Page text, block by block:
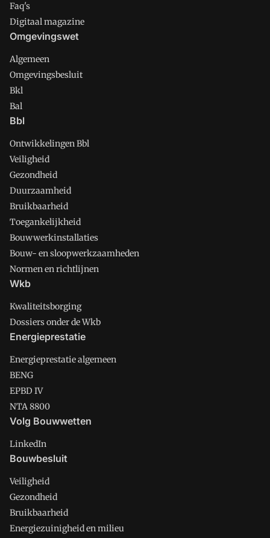
Faq's
Digitaal magazine
Omgevingswet
Algemeen
Omgevingsbesluit
Bkl
Bal
Bbl
Ontwikkelingen Bbl
Veiligheid
Gezondheid
Duurzaamheid
Bruikbaarheid
Toegankelijkheid
Bouwwerkinstallaties
Bouw- en sloopwerkzaamheden
Normen en richtlijnen
Wkb
Kwaliteitsborging
Dossiers onder de Wkb
Energieprestatie
Energieprestatie algemeen
BENG
EPBD IV
NTA 8800
Volg Bouwwetten
LinkedIn
Bouwbesluit
Veiligheid
Gezondheid
Bruikbaarheid
Energiezuinigheid en milieu